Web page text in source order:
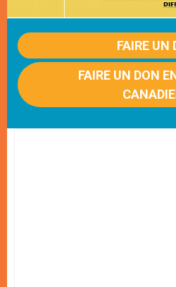
FAIRE UN
FAIRE UN DON